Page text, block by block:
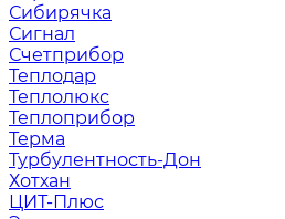
Сибирячка
Сигнал
Счетприбор
Теплодар
Теплолюкс
Теплоприбор
Терма
Турбулентность-Дон
Хотхан
ЦИТ-Плюс